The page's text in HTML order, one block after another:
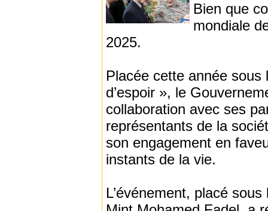
Bien que
mondiale
2025.
Placée cette année
d’espoir », le
collaboration avec ses
représentants de la
son engagement en
instants de la vie.
L’événement, placé